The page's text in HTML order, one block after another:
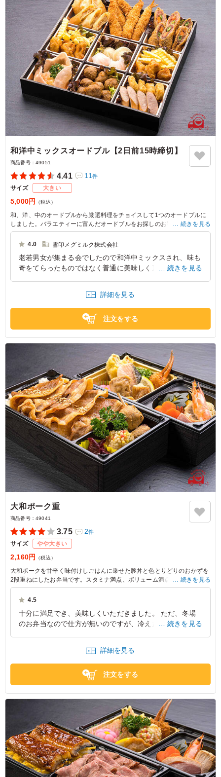
和洋中ミックスオードブル【2日前15時締切】
商品番号： 49051
4.41 11件
サイズ 大きい
5,000円 （税込）
和、洋、中のオードブルから厳選料理をチョイスして1つのオードブルに
しました。バラエティーに富んだオードブルをお探しのお客様に最適で
す。
せていただきます。
※通常は1オードブルに付き、箸セット6個付けさせていただきます。
※ご希望がありましたら、必要本数を備考欄に記載お願い致します。
続きを見る
4.0 雪印メグミルク株式会社
老若男女が集まる会でしたので和洋中ミックスされ、味も
奇をてらったものではなく普通に美味しく頂きました。大
兵庫県神戸市西区伊川谷町潤和2026/01/05
続きを見る
詳細を見る
注文をする
大和ポーク重
商品番号： 49041
3.75 2件
サイズ やや大きい
2,160円 （税込）
大和ポークを甘辛く味付けしごはんに乗せた豚丼と色とりどりのおかずを
2段重ねにしたお弁当です。スタミナ満点、ボリューム満点のお弁当で
す。
続きを見る
4.5
十分に満足でき、美味しくいただきました。 ただ、冬場
のお弁当なので仕方が無いのですが、冷えた状態の豚肉が
大阪府堺市堺区五条通
続きを見る
詳細を見る
注文をする